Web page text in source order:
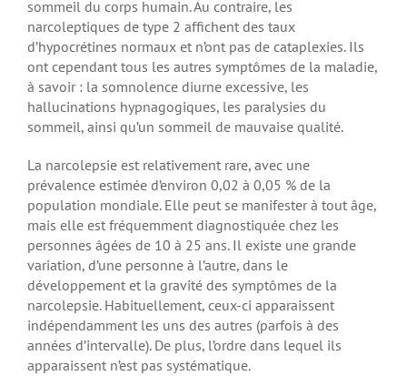
sommeil du corps humain. Au contraire, les
narcoleptiques de type 2 affichent des taux
d’hypocrétines normaux et n’ont pas de cataplexies. Ils
ont cependant tous les autres symptômes de la maladie,
à savoir : la somnolence diurne excessive, les
hallucinations hypnagogiques, les paralysies du
sommeil, ainsi qu’un sommeil de mauvaise qualité.
La narcolepsie est relativement rare, avec une
prévalence estimée d’environ 0,02 à 0,05 % de la
population mondiale. Elle peut se manifester à tout âge,
mais elle est fréquemment diagnostiquée chez les
personnes âgées de 10 à 25 ans. Il existe une grande
variation, d’une personne à l’autre, dans le
développement et la gravité des symptômes de la
narcolepsie. Habituellement, ceux-ci apparaissent
indépendamment les uns des autres (parfois à des
années d’intervalle). De plus, l’ordre dans lequel ils
apparaissent n’est pas systématique.